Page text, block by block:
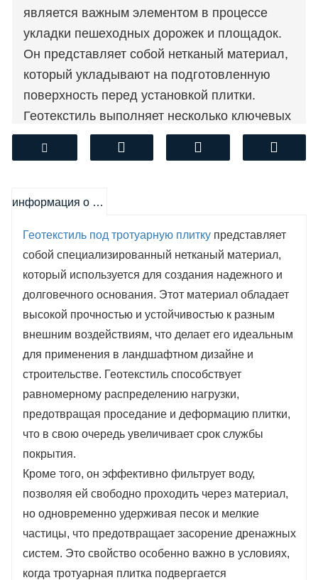
является важным элементом в процессе
укладки пешеходных дорожек и площадок.
Он представляет собой нетканый материал,
который укладывают на подготовленную
поверхность перед установкой плитки.
Геотекстиль выполняет несколько ключевых
функций, обеспечивая долгосрочную
надежность и устойчивость покрытия. Во-
различных слоев грунта, что помогает
предотвращает деформацию плитки со
временем. Это особенно важно в условиях,
когда почва может подвергаться усадке или
расширению, что приводит к образованию
трещин и неровностей.
Во-вторых, геотекстиль способствует
дренажу, позволяя воде свободно проходить
через него и избегая скопления влаги под
плиткой. Это уменьшает риск образования
луж и способствует долговечности покрытия,
так как избыточная влага может привести к
разрушению как плитки, так и основания.
Кроме того, геотекстиль защищает от роста
сорняков, блокируя доступ света к семенам
и корням, что минимизирует необходимость в
информация о продукте
Геотекстиль под тротуарную плитку представляет
собой специализированный нетканый материал,
который используется для создания надежного и
долговечного основания. Этот материал обладает
высокой прочностью и устойчивостью к разным
внешним воздействиям, что делает его идеальным
для применения в ландшафтном дизайне и
строительстве. Геотекстиль способствует
равномерному распределению нагрузки,
предотвращая проседание и деформацию плитки,
что в свою очередь увеличивает срок службы
покрытия.
Кроме того, он эффективно фильтрует воду,
позволяя ей свободно проходить через материал,
но одновременно удерживая песок и мелкие
частицы, что предотвращает засорение дренажных
систем. Это свойство особенно важно в условиях,
когда тротуарная плитка подвергается